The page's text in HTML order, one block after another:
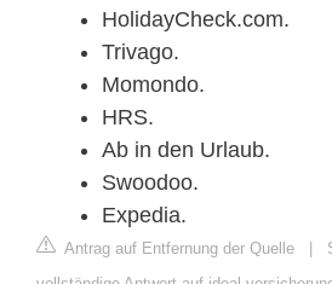
HolidayCheck.com.
Trivago.
Momondo.
HRS.
Ab in den Urlaub.
Swoodoo.
Expedia.
Antrag auf Entfernung der Quelle |